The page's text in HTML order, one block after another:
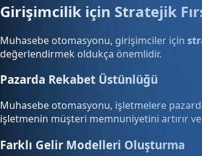
Girişimcilik için Stratejik
Muhasebe otomasyonu, girişimciler için
değerlendirmek oldukça önemlidir.
Pazarda Rekabet Üstünlüğü
Muhasebe otomasyonu, işletmelere
işletmenin müşteri memnuniyetini artırır
Farklı Gelir Modelleri Oluşturma